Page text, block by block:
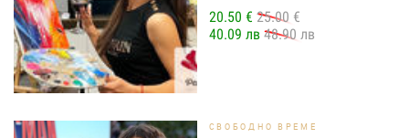
20.50 € 25.00 €
40.09 лв 48.90 лв
СВОБОДНО ВРЕМЕ